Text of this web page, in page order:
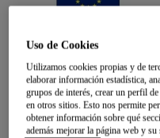
Uso de Cookies
Utilizamos cookies propias y de
elaborar información estadística,
grupos de interés, crear un perfil
en otros sitios. Esto nos permite
obtener información sobre qué
además mejorar la página web y su